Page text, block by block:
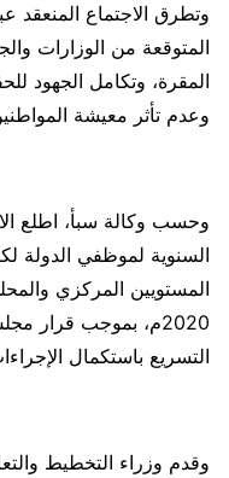
وتطرق الاجتماع المنعقد
المتوقعة من الوزارات
المقرة، وتكامل الجهود
وعدم تأثر معيشة
وحسب وكالة سبأ، اطلع
السنوية لموظفي الدولة
2020م، بموجب قرار
التسريع باستكمال
وقدم وزراء التخطيط